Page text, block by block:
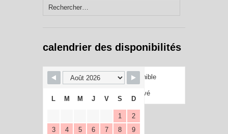
Rechercher :
calendrier des disponibilités
Disponible
Réservé
L M M J V S D
1
2
3
4 5 6 7 8
9